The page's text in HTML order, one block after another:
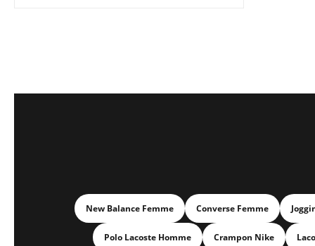
New Balance Femme Converse Femme
Polo Lacoste Homme Crampon Nike